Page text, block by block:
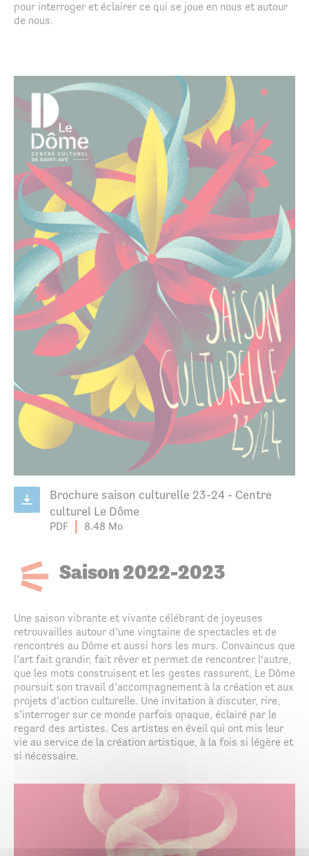
pour interroger et éclairer ce qui se joue en nous et autour
de nous.
Brochure saison culturelle 23-24 - Centre
culturel Le Dôme
PDF 8.48 Mo
Saison 2022-2023
Une saison vibrante et vivante célébrant de joyeuses
retrouvailles autour d’une vingtaine de spectacles et de
rencontres au Dôme et aussi hors les murs. Convaincus que
l’art fait grandir, fait rêver et permet de rencontrer l‘autre,
que les mots construisent et les gestes rassurent, Le Dôme
poursuit son travail d’accompagnement à la création et aux
projets d’action culturelle. Une invitation à discuter, rire,
s’interroger sur ce monde parfois opaque, éclairé par le
regard des artistes. Ces artistes en éveil qui ont mis leur
vie au service de la création artistique, à la fois si légère et
si nécessaire.